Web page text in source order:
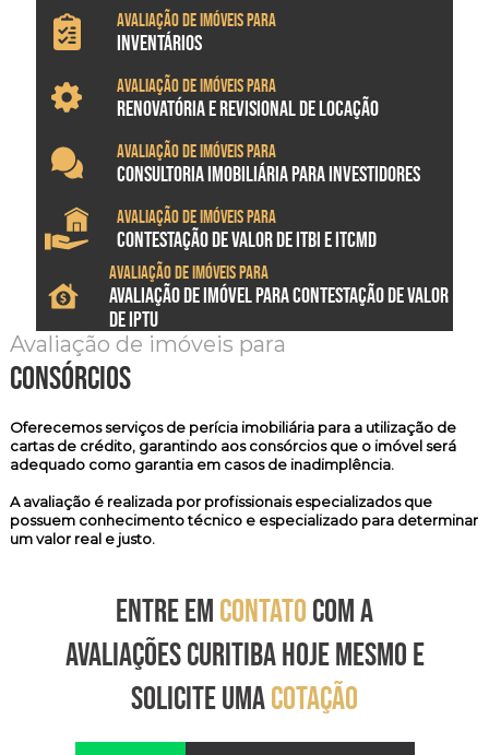
Avaliação de imóveis para
INVENTÁRIOS
Avaliação de imóveis para
RENOVATÓRIA E REVISIONAL DE LOCAÇÃO
Avaliação de imóveis para
CONSULTORIA IMOBILIÁRIA PARA INVESTIDORES
Avaliação de imóveis para
CONTESTAÇÃO DE VALOR DE ITBI E ITCMD
Avaliação de imóveis para
AVALIAÇÃO DE IMÓVEL PARA CONTESTAÇÃO DE VALOR
DE IPTU
Avaliação de imóveis para
consórcios
Oferecemos serviços de perícia imobiliária para a utilização de
cartas de crédito, garantindo aos consórcios que o imóvel será
adequado como garantia em casos de inadimplência.
A avaliação é realizada por profissionais especializados que
possuem conhecimento técnico e especializado para determinar
um valor real e justo.
ENTRE EM CONTATO COM A
AVALIAÇÕES CURITIBA HOJE MESMO E
SOLICITE UMACOTAÇÃO